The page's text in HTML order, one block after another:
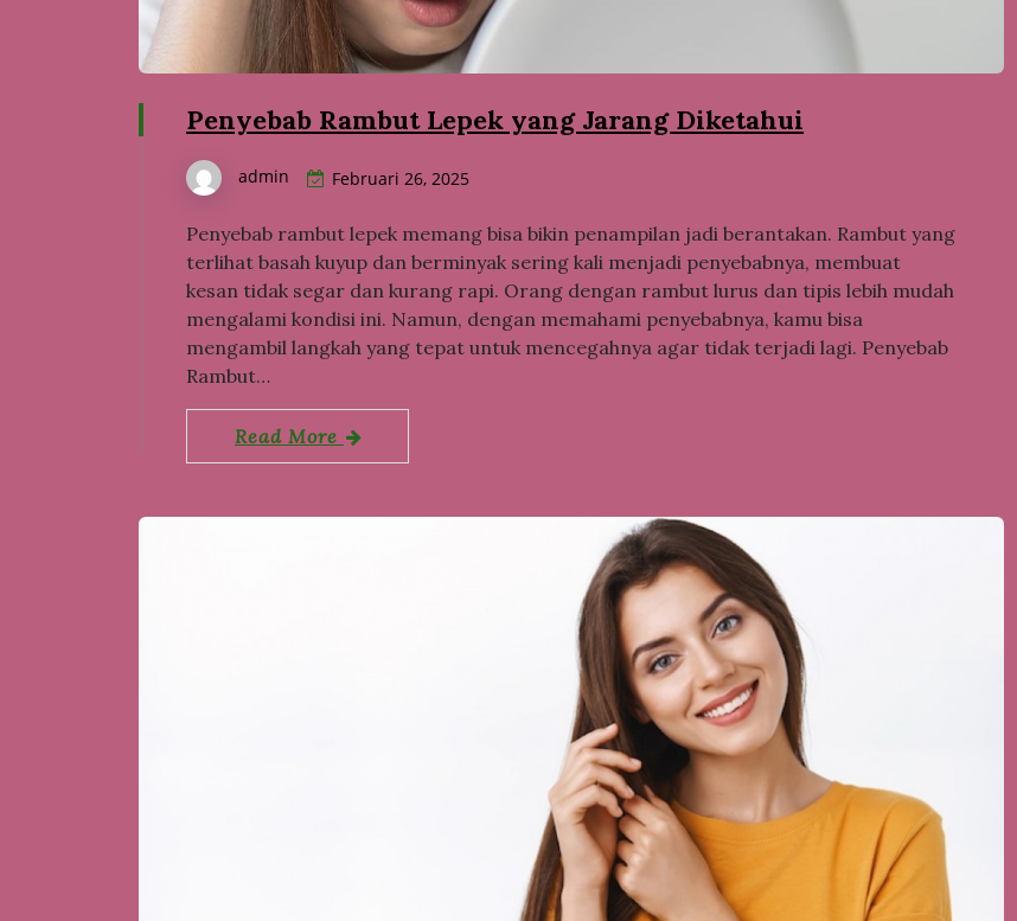
Penyebab Rambut Lepek yang Jarang Diketahui
admin Februari 26, 2025
Penyebab rambut lepek memang bisa bikin penampilan jadi berantakan. Rambut yang
terlihat basah kuyup dan berminyak sering kali menjadi penyebabnya, membuat
kesan tidak segar dan kurang rapi. Orang dengan rambut lurus dan tipis lebih mudah
mengalami kondisi ini. Namun, dengan memahami penyebabnya, kamu bisa
mengambil langkah yang tepat untuk mencegahnya agar tidak terjadi lagi. Penyebab
Rambut…
Read More